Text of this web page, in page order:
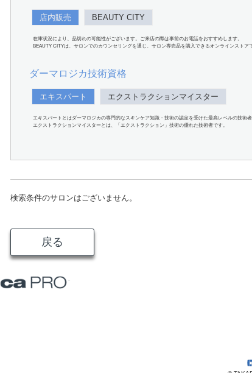
店内販売 BEAUTY CITY
在庫状況により、品切れの可能性がございます。ご来店の際は事前のお電話をおすすめします。
BEAUTY CITYは、サロンでのカウンセリングを通じ、サロン専売品を購入できるオンラインストアで
ダーマロジカ技術資格
エキスパート エクストラクションマイスター
エキスパートとはダーマロジカの専門的なスキンケア知識・技術の認定を受けた最高レベルの技術者
エクストラクションマイスターとは、「エクストラクション」技術の優れた技術者です。
検索条件のサロンはございません。
戻る